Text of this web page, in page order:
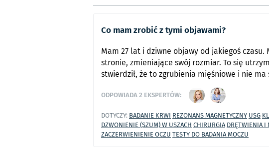
Co mam zrobić z tymi objawami?
Mam 27 lat i dziwne objawy od jakiegoś
stronie, zmieniające swój rozmiar. To się
stwierdził, że to zgrubienia mięśniowe i nie ma
ODPOWIADA2 EKSPERTÓW:
DOTYCZY: BADANIE KRWI REZONANS MAGNETYCZNY USG
DZWONIENIE (SZUM) W USZACH CHIRURGIA DRĘTWIENIA I
ZACZERWIENIENIE OCZU TESTY DO BADANIA MOCZU